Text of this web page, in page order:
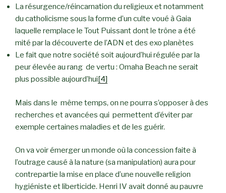
La résurgence/réincarnation du religieux et notamment
du catholicisme sous la forme d’un culte voué à Gaia
laquelle remplace le Tout Puissant dont le trône a été
mité par la découverte de l’ADN et des exo planètes
Le fait que notre société soit aujourd’hui régulée par la
peur élevée au rang de vertu : Omaha Beach ne serait
plus possible aujourd’hui[4]
Mais dans le même temps, on ne pourra s’opposer à des
recherches et avancées qui permettent d’éviter par
exemple certaines maladies et de les guérir.
On va voir émerger un monde où la concession faite à
l’outrage causé à la nature (sa manipulation) aura pour
contrepartie la mise en place d’une nouvelle religion
hygiéniste et liberticide. Henri IV avait donné au pauvre